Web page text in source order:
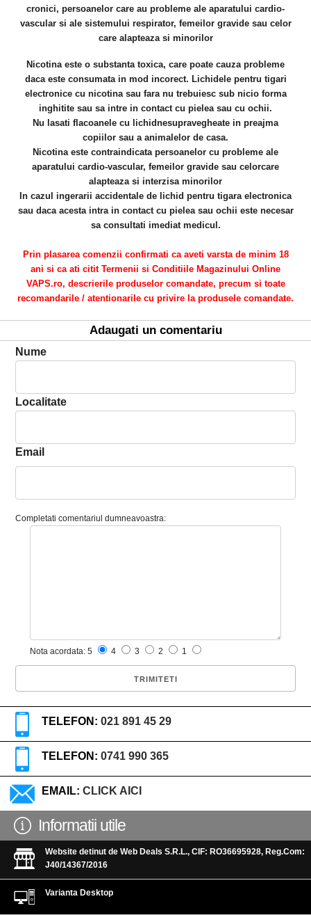
cronici, persoanelor care au probleme ale aparatului cardio-
vascular si ale sistemului respirator, femeilor gravide sau celor
care alapteaza si minorilor
Nicotina este o substanta toxica, care poate cauza probleme
daca este consumata in mod incorect. Lichidele pentru tigari
electronice cu nicotina sau fara nu trebuiesc sub nicio forma
inghitite sau sa intre in contact cu pielea sau cu ochii.
Nu lasati flacoanele cu lichidnesupravegheate in preajma
copiilor sau a animalelor de casa.
Nicotina este contraindicata persoanelor cu probleme ale
aparatului cardio-vascular, femeilor gravide sau celorcare
alapteaza si interzisa minorilor
In cazul ingerarii accidentale de lichid pentru tigara electronica
sau daca acesta intra in contact cu pielea sau ochii este necesar
sa consultati imediat medicul.
Prin plasarea comenzii confirmati ca aveti varsta de minim 18
ani si ca ati citit Termenii si Conditiile Magazinului Online
VAPS.ro, descrierile produselor comandate, precum si toate
recomandarile / atentionarile cu privire la produsele comandate.
Adaugati un comentariu
Nume
Localitate
Email
Completati comentariul dumneavoastra:
Nota acordata: 5 4 3 2 1
TELEFON: 021 891 45 29
TELEFON: 0741 990 365
EMAIL: CLICK AICI
Informatii utile
Website detinut de Web Deals S.R.L., CIF: RO36695928, Reg.Com:
J40/14367/2016
Varianta Desktop